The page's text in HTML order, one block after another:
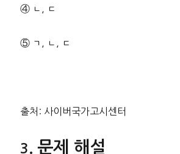
④ ㄴ, ㄷ
⑤ ㄱ, ㄴ, ㄷ
출처: 사이버국가고시센터
문제 해설